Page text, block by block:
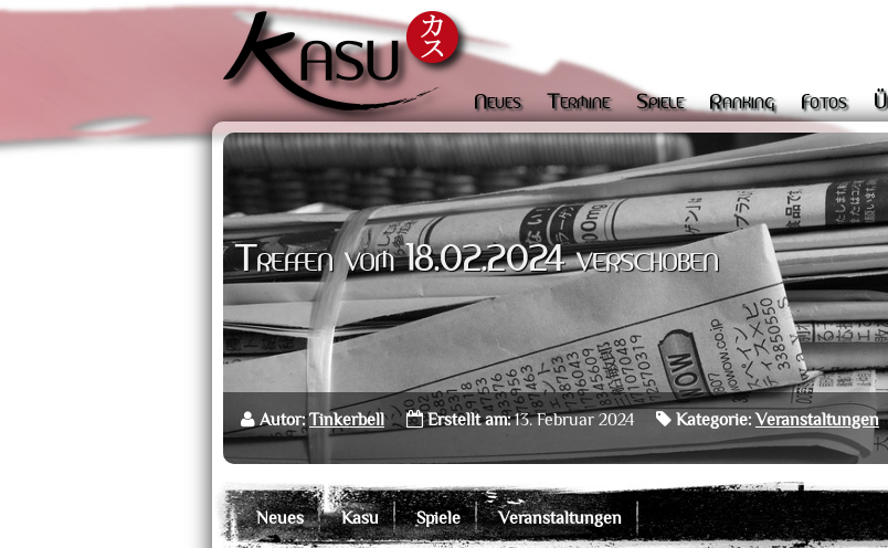
Neues Termine Spiele Ranking Fotos
Treffen vom 18.02.2024 verschoben
Autor: Tinkerbell Erstellt am: 13. Februar 2024 Kategorie: Veranstaltungen
Neues Kasu Spiele Veranstaltungen